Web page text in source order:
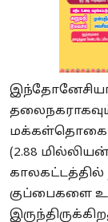
(2.88 மில்லியன்)
குப்பைகளை